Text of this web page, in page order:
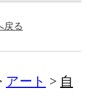
戻る
アート
自